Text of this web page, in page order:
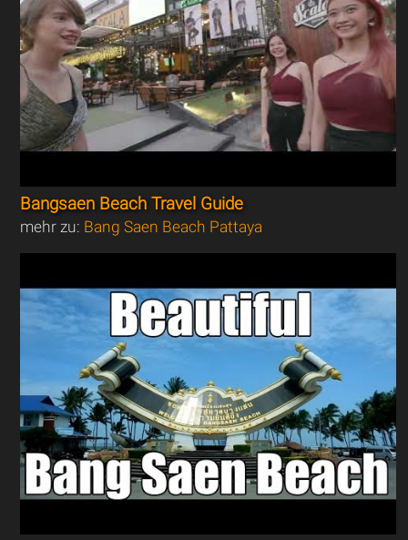
Bangsaen Beach Travel Guide
mehr zu: Bang Saen Beach Pattaya